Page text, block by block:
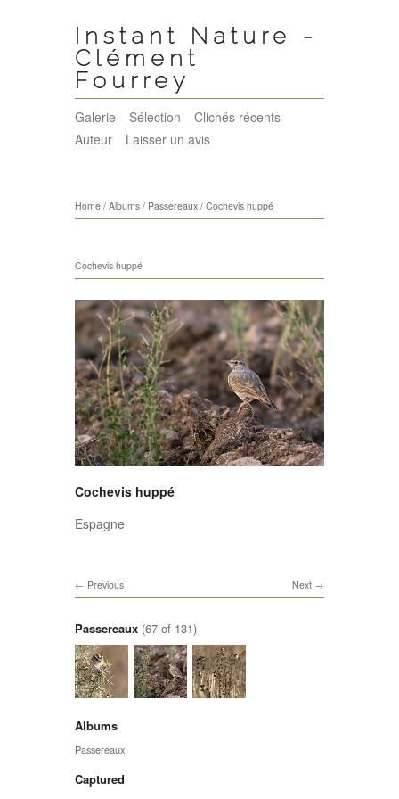
Instant Nature -
Clément
Fourrey
Galerie Sélection
Clichés récents
Auteur
Laisser un avis
Home / Albums / Passereaux / Cochevis huppé
Cochevis huppé
Cochevis huppé
Espagne
Next
Previous
Passereaux (67 of 131)
Albums
Passereaux
Captured